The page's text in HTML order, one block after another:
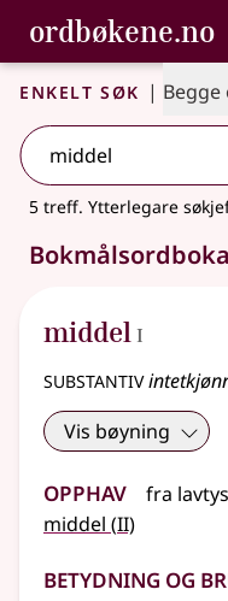
Gå til
Tilgjenge
ordbøkene.no,
Bokmålsordboka og
Enkelt søk |
5 treff. Ytterlegare
Bokmålsordboka
middel 1
I
substantiv
Vis bøyning
Opphav fra
middel (2
II)
Betydning og